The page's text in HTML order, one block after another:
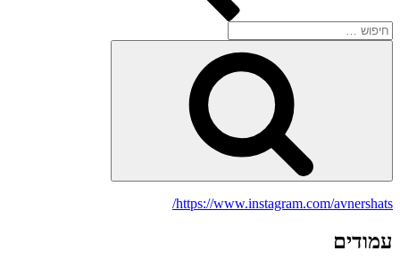
חפש:
https://www.instagram.com/avnershats/
עמודים